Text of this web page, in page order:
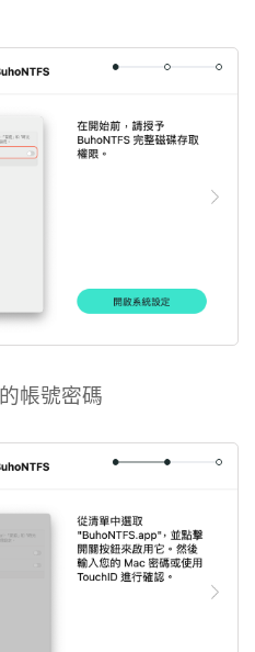
帳號密碼